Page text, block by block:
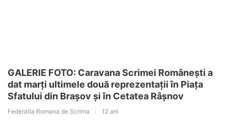
GALERIE FOTO: Caravana Scrimei Românești a
dat marți ultimele două reprezentații în Piața
Sfatului din Brașov și în Cetatea Râșnov
Federatia Romana de Scrima 12 ani